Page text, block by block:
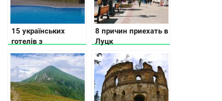
15 українських
готелів з
приголомшливим
виглядом з вікна
8 причин приехать в
Луцк